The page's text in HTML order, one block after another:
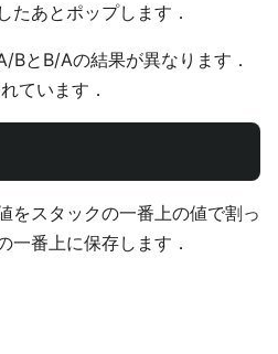
たあとポップします．
BとB/Aの結果が異なります．
ています．
をスタックの一番上の値で割っ
一番上に保存します．